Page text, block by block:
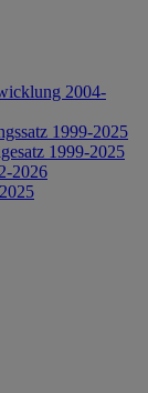
2004-
1999-2025
1999-2025
2026